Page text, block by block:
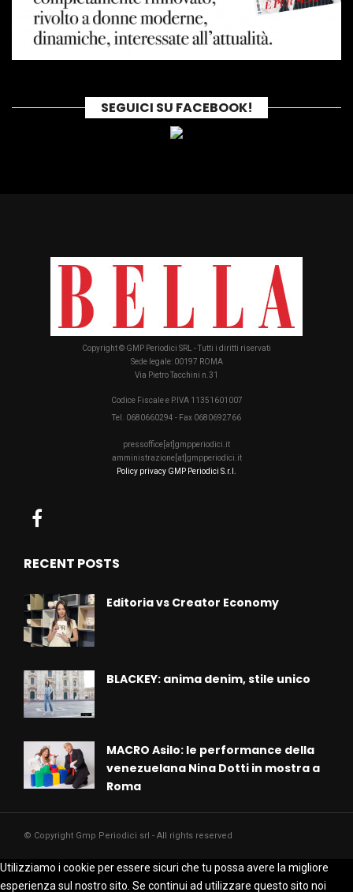
SEGUICI SU FACEBOOK!
Copyright © GMP Periodici SRL - Tutti i diritti riservati
Sede legale: 00197 ROMA
Via Pietro Tacchini n.31
Codice Fiscale e P.IVA 11351601007
Tel. 0680660294 - Fax 0680692766
pressoffice[at]gmpperiodici.it
amministrazione[at]gmpperiodici.it
Policy privacy GMP Periodici S.r.l.
RECENT POSTS
Editoria vs Creator Economy
BLACKEY: anima denim, stile unico
MACRO Asilo: le performance della
venezuelana Nina Dotti in mostra a
Roma
© Copyright Gmp Periodici srl - All rights reserved
Utilizziamo i cookie per essere sicuri che tu possa avere la migliore
esperienza sul nostro sito. Se continui ad utilizzare questo sito noi